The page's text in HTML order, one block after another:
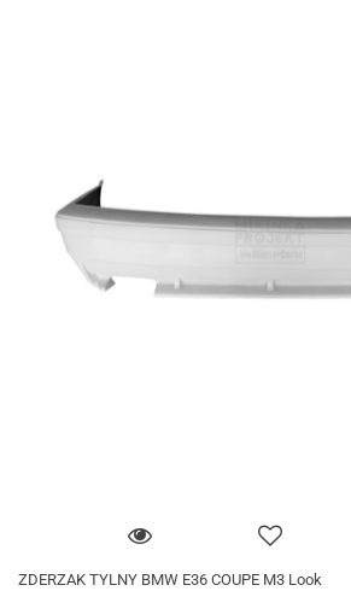
ZDERZAK TYLNY BMW E36 COUPE M3 Look